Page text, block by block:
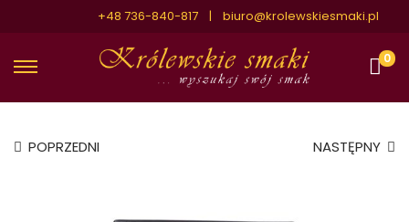
+48 736-840-817 | biuro@krolewskiesmaki.pl
0
POPRZEDNI NASTĘPNY